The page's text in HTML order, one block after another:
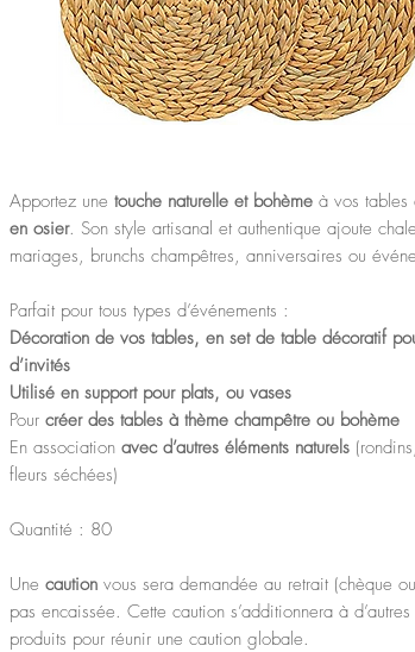
Apportez une touche naturelle et bohème à vos tables
en osier. Son style artisanal et authentique ajoute
mariages, brunchs champêtres, anniversaires ou
Parfait pour tous types d’événements :
Décoration de vos tables, en set de table décoratif
d’invités
Utilisé en support pour plats, ou vases
Pour créer des tables à thème champêtre ou bohème
En association avec d’autres éléments naturels
fleurs séchées)
Quantité : 80
Une caution vous sera demandée au retrait (chèque
pas encaissée. Cette caution s’additionnera à
produits pour réunir une caution globale.